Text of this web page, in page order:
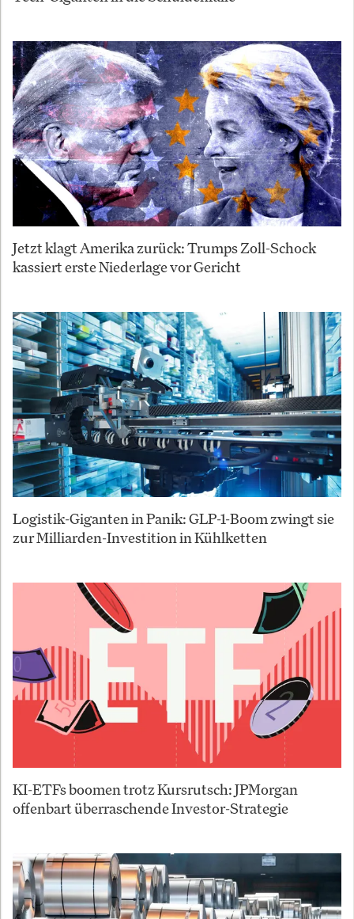
Jetzt klagt Amerika zurück: Trumps Zoll-Schock
kassiert erste Niederlage vor Gericht
Logistik-Giganten in Panik: GLP-1-Boom zwingt sie
zur Milliarden-Investition in Kühlketten
KI-ETFs boomen trotz Kursrutsch: JPMorgan
offenbart überraschende Investor-Strategie